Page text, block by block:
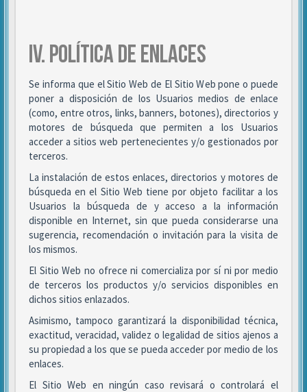
IV. POLÍTICA DE ENLACES
Se informa que el Sitio Web de El Sitio Web pone o puede
poner a disposición de los Usuarios medios de enlace
(como, entre otros, links, banners, botones), directorios y
motores de búsqueda que permiten a los Usuarios
acceder a sitios web pertenecientes y/o gestionados por
terceros.
La instalación de estos enlaces, directorios y motores de
búsqueda en el Sitio Web tiene por objeto facilitar a los
Usuarios la búsqueda de y acceso a la información
disponible en Internet, sin que pueda considerarse una
sugerencia, recomendación o invitación para la visita de
los mismos.
El Sitio Web no ofrece ni comercializa por sí ni por medio
de terceros los productos y/o servicios disponibles en
dichos sitios enlazados.
Asimismo, tampoco garantizará la disponibilidad técnica,
exactitud, veracidad, validez o legalidad de sitios ajenos a
su propiedad a los que se pueda acceder por medio de los
enlaces.
El Sitio Web en ningún caso revisará o controlará el